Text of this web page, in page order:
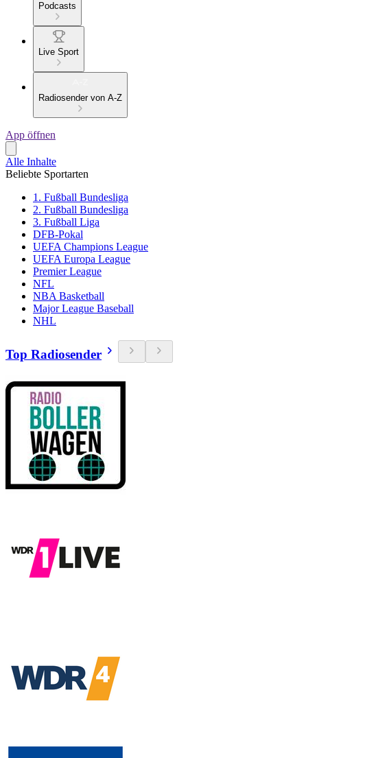
Podcasts
Live Sport
Radiosender von A-Z
App öffnen
Alle Inhalte
Beliebte Sportarten
1. Fußball Bundesliga
2. Fußball Bundesliga
3. Fußball Liga
DFB-Pokal
UEFA Champions League
UEFA Europa League
Premier League
NFL
NBA Basketball
Major League Baseball
NHL
Top Radiosender